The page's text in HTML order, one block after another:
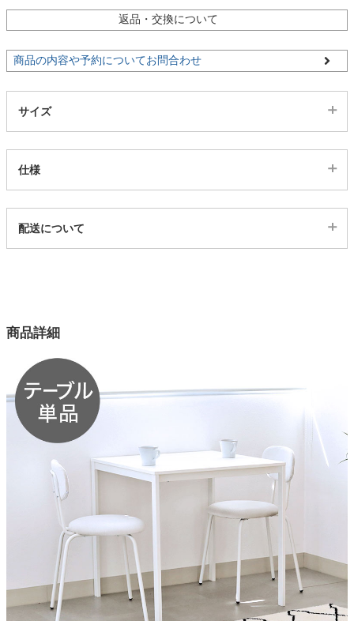
収納用品
生活用品
タワー
返品・交換について
商品の内容や予約についてお問合わせ
サイズ
仕様
23300084
1色
天板
メラミン
脚塗装
エポキシ樹脂
天板耐荷重
梱包サイズ
約77x78x4(cm)
配送について
商品詳細